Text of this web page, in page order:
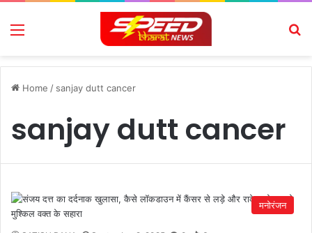
Menu
Home / sanjay dutt cancer
sanjay dutt cancer
मनोरंजन